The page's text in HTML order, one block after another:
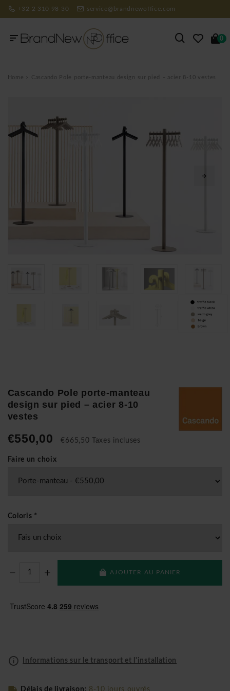
+32 2 310 98 30 service@brandnewoffice.com
0
Home Cascando Pole porte-manteau design sur pied – acier 8-10 vestes
Cascando Pole porte-manteau
design sur pied – acier 8-10
vestes
€550,00 €665,50 Taxes incluses
Faire un choix
Coloris *
AJOUTER AU PANIER
Informations sur le transport et l'installation
Délais de livraison: 8-10 jours ouvrés